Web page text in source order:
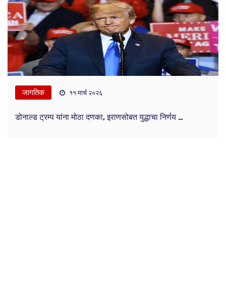
जागतिक ११ मार्च २०२६
डोनाल्ड ट्रम्प यांना मोठा दणका, इराणसोबत युद्धाचा निर्णय …